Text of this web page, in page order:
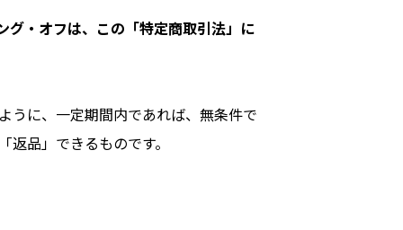
グ・オフは、この「特定商取引法」に
うに、一定期間内であれば、無条件で
品」できるものです。